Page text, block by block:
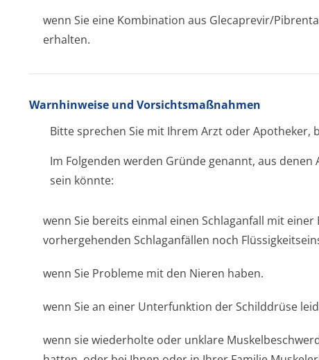
wenn Sie eine Kombination aus Glecaprevir/
erhalten.
Warnhinweise und Vorsichtsmaßnahmen
Bitte sprechen Sie mit Ihrem Arzt oder Apotheker,
Im Folgenden werden Gründe genannt, aus
sein könnte:
wenn Sie bereits einmal einen Schlaganfall mit
vorhergehenden Schlaganfällen noch
wenn Sie Probleme mit den Nieren haben.
wenn Sie an einer Unterfunktion der Schilddrüse
wenn sie wiederholte oder unklare